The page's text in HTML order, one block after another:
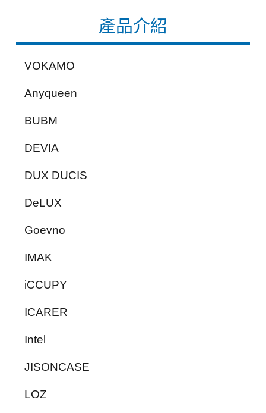
產品介紹
VOKAMO
Anyqueen
BUBM
DEVIA
DUX DUCIS
DeLUX
Goevno
IMAK
iCCUPY
ICARER
Intel
JISONCASE
LOZ